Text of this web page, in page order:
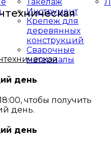
Инструмент
Крепеж для
деревянных
конструкций
Сварочные
материалы
день
чтобы получить
день.
день